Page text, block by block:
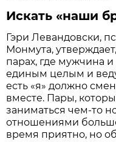
Искать «наши
Гэри Левандовски,
Монмута,
парах, где мужчина
единым целым и
есть «я» должно
вместе. Пары,
заниматься чем-то
отношениями
время приятно, но